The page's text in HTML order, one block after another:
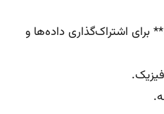
– **Zenodo** و **Figshare** برای اشتراک‌گذاری داده‌ها و